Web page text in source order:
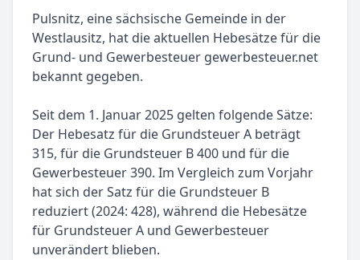
Pulsnitz, eine sächsische Gemeinde in der
Westlausitz, hat die aktuellen Hebesätze für die
Grund- und Gewerbesteuer gewerbesteuer.net
bekannt gegeben.
Seit dem 1. Januar 2025 gelten folgende Sätze:
Der Hebesatz für die Grundsteuer A beträgt
315, für die Grundsteuer B 400 und für die
Gewerbesteuer 390. Im Vergleich zum Vorjahr
hat sich der Satz für die Grundsteuer B
reduziert (2024: 428), während die Hebesätze
für Grundsteuer A und Gewerbesteuer
unverändert blieben.